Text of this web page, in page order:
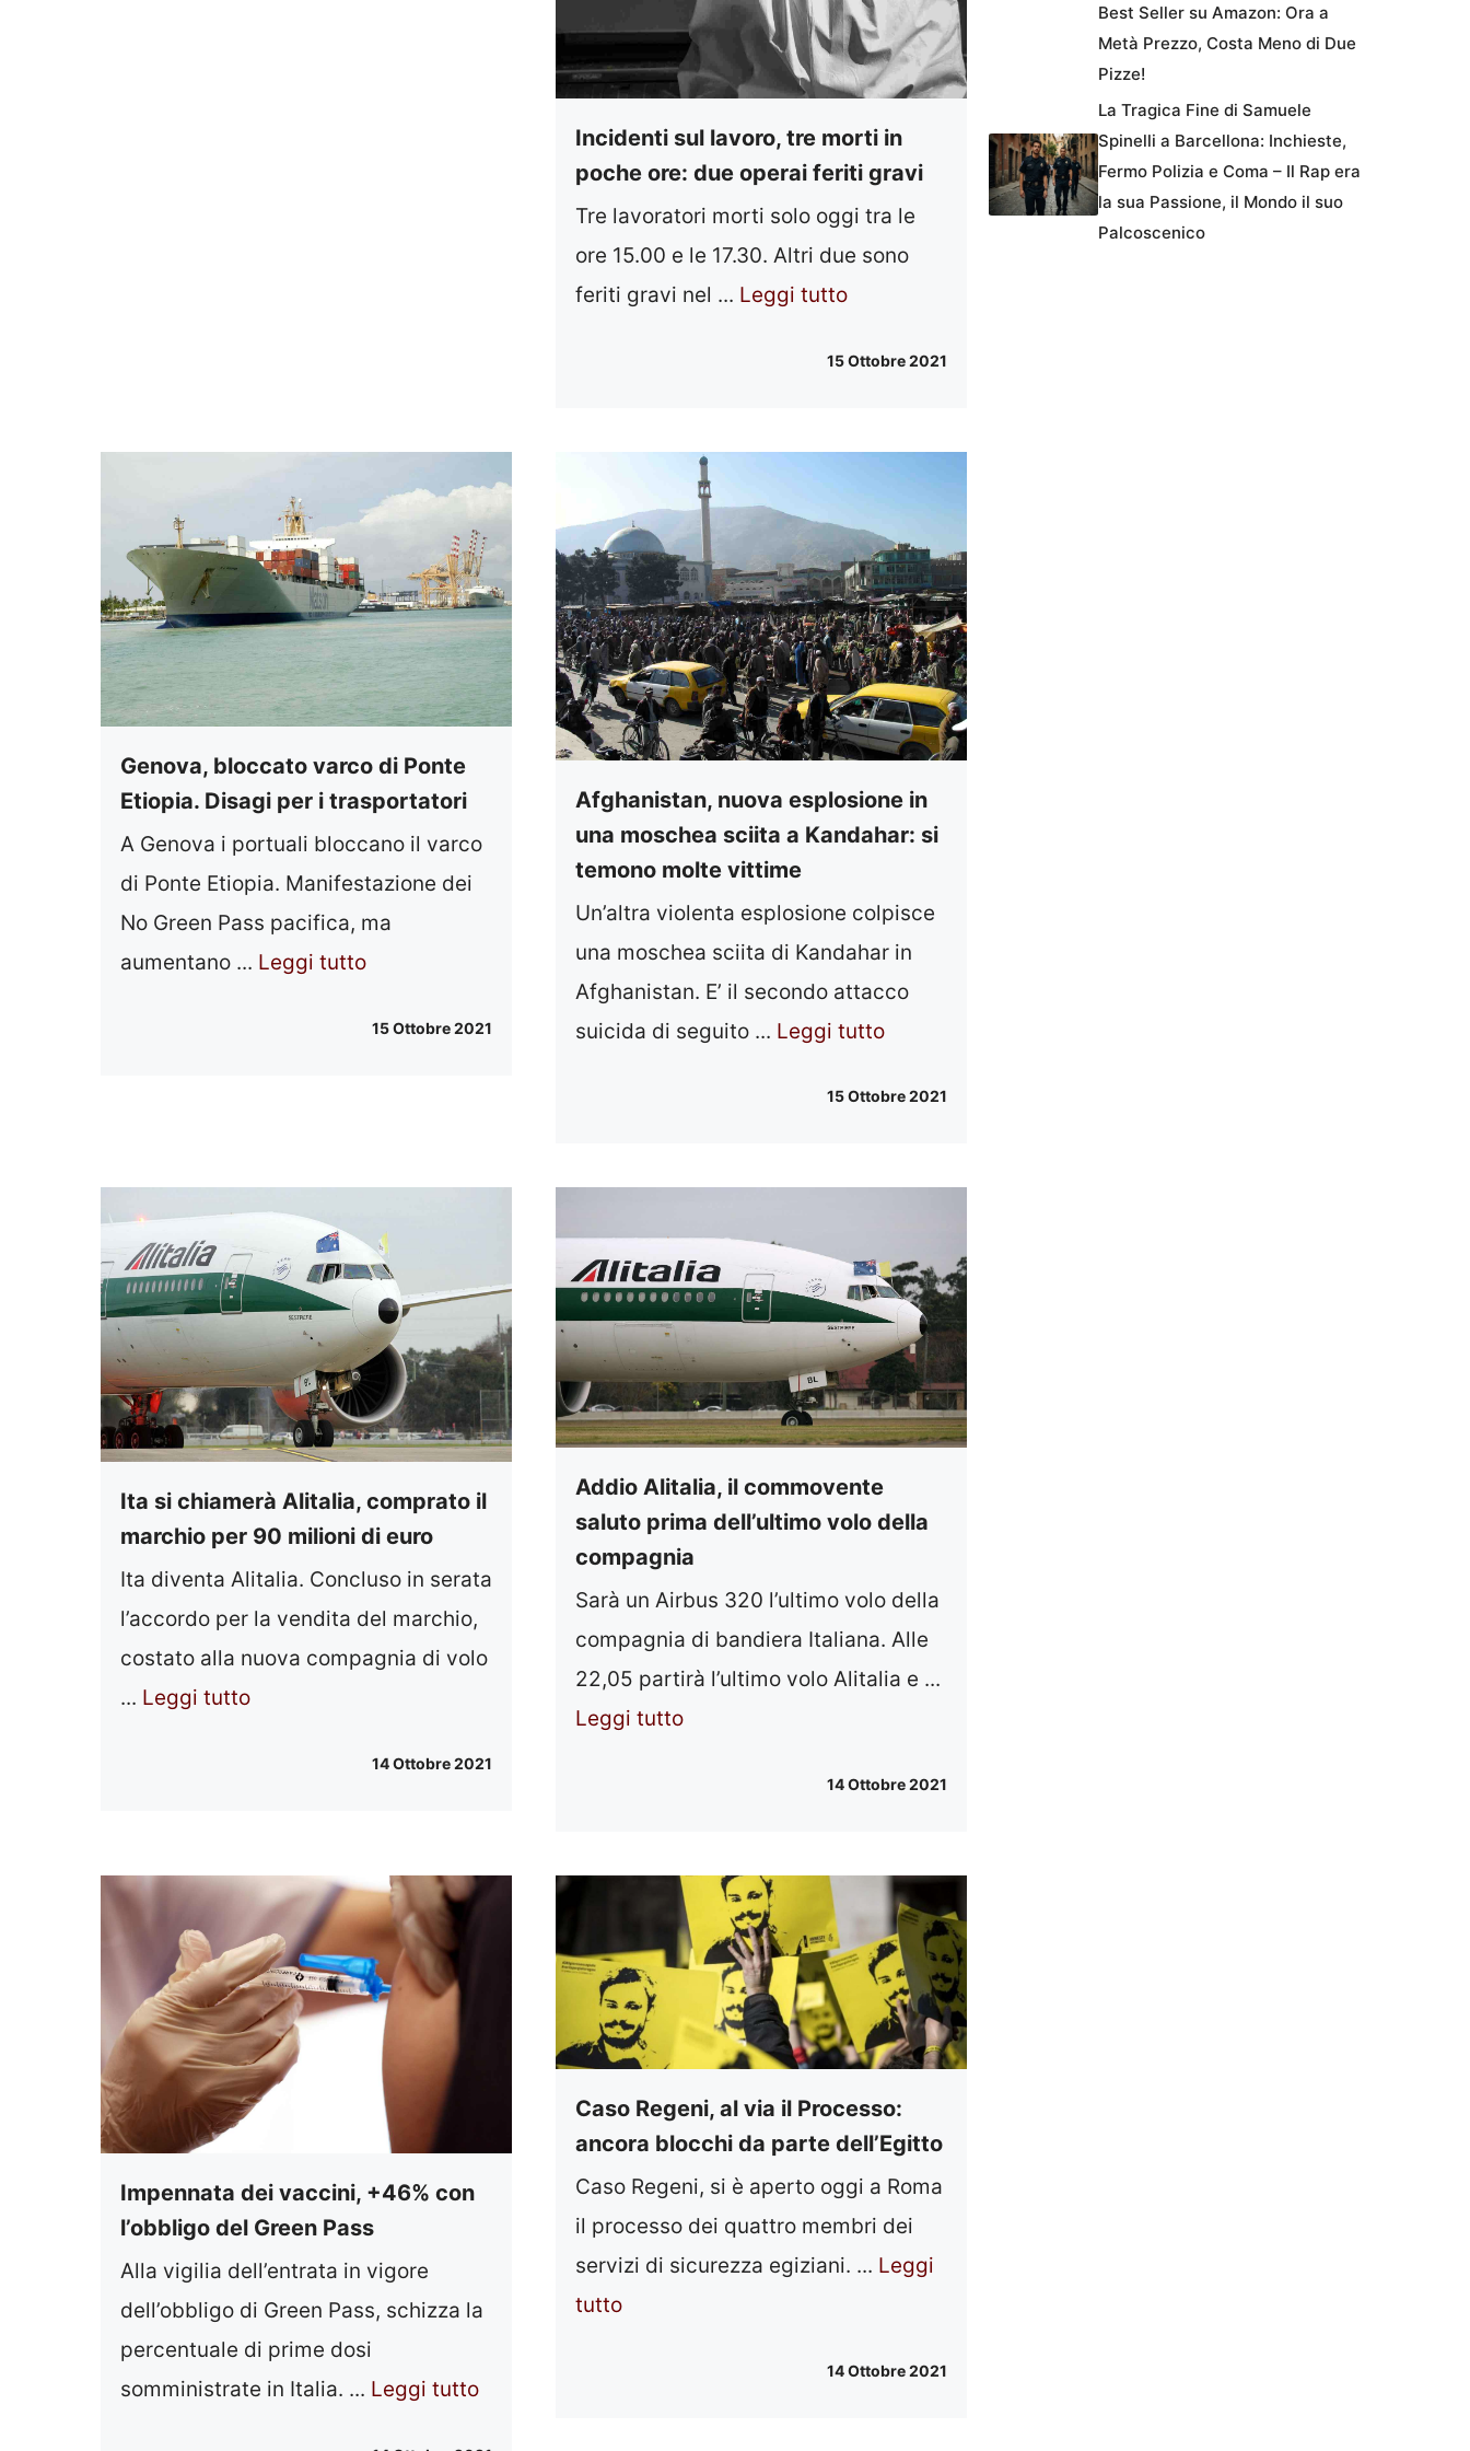
Incidenti sul lavoro, tre morti in
poche ore: due operai feriti gravi
Tre lavoratori morti solo oggi tra le
ore 15.00 e le 17.30. Altri due sono
feriti gravi nel ... Leggi tutto
15 Ottobre 2021
Genova, bloccato varco di Ponte
Etiopia. Disagi per i trasportatori
A Genova i portuali bloccano il varco
di Ponte Etiopia. Manifestazione dei
No Green Pass pacifica, ma
aumentano ... Leggi tutto
15 Ottobre 2021
Afghanistan, nuova esplosione in
una moschea sciita a Kandahar: si
temono molte vittime
Un’altra violenta esplosione colpisce
una moschea sciita di Kandahar in
Afghanistan. E’ il secondo attacco
suicida di seguito ... Leggi tutto
15 Ottobre 2021
Ita si chiamerà Alitalia, comprato il
marchio per 90 milioni di euro
Ita diventa Alitalia. Concluso in serata
l’accordo per la vendita del marchio,
costato alla nuova compagnia di volo
... Leggi tutto
14 Ottobre 2021
Addio Alitalia, il commovente
saluto prima dell’ultimo volo della
compagnia
Sarà un Airbus 320 l’ultimo volo della
compagnia di bandiera Italiana. Alle
22,05 partirà l’ultimo volo Alitalia e ...
Leggi tutto
14 Ottobre 2021
Impennata dei vaccini, +46% con
l’obbligo del Green Pass
Alla vigilia dell’entrata in vigore
dell’obbligo di Green Pass, schizza la
percentuale di prime dosi
somministrate in Italia. ... Leggi tutto
Caso Regeni, al via il Processo:
ancora blocchi da parte dell’Egitto
Caso Regeni, si è aperto oggi a Roma
il processo dei quattro membri dei
servizi di sicurezza egiziani. ... Leggi
tutto
14 Ottobre 2021
Best Seller su Amazon: Ora a
Metà Prezzo, Costa Meno di Due
Pizze!
La Tragica Fine di Samuele
Spinelli a Barcellona: Inchieste,
Fermo Polizia e Coma – Il Rap era
la sua Passione, il Mondo il suo
Palcoscenico